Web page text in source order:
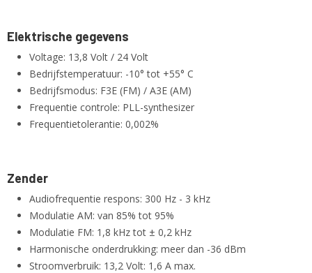
Elektrische gegevens
Voltage: 13,8 Volt / 24 Volt
Bedrijfstemperatuur: -10° tot +55° C
Bedrijfsmodus: F3E (FM) / A3E (AM)
Frequentie controle: PLL-synthesizer
Frequentietolerantie: 0,002%
Zender
Audiofrequentie respons: 300 Hz - 3 kHz
Modulatie AM: van 85% tot 95%
Modulatie FM: 1,8 kHz tot ± 0,2 kHz
Harmonische onderdrukking: meer dan -36 dBm
Stroomverbruik: 13,2 Volt: 1,6 A max.